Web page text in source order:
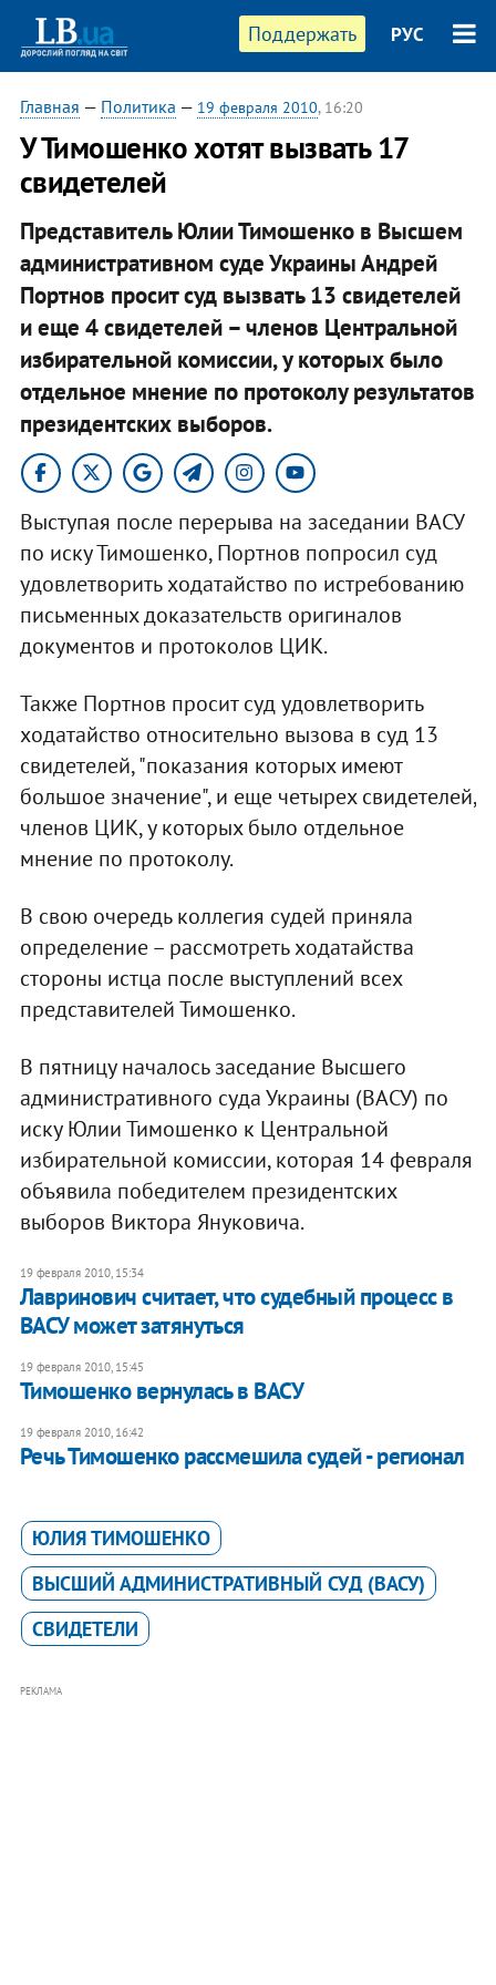
Поддержать РУС
Главная — Политика — 19 февраля 2010, 16:20
У Тимошенко хотят вызвать 17
свидетелей
Представитель Юлии Тимошенко в Высшем
административном суде Украины Андрей
Портнов просит суд вызвать 13 свидетелей
и еще 4 свидетелей – членов Центральной
избирательной комиссии, у которых было
отдельное мнение по протоколу результатов
президентских выборов.
Выступая после перерыва на заседании ВАСУ
по иску Тимошенко, Портнов попросил суд
удовлетворить ходатайство по истребованию
письменных доказательств оригиналов
документов и протоколов ЦИК.
Также Портнов просит суд удовлетворить
ходатайство относительно вызова в суд 13
свидетелей, "показания которых имеют
большое значение", и еще четырех свидетелей,
членов ЦИК, у которых было отдельное
мнение по протоколу.
В свою очередь коллегия судей приняла
определение – рассмотреть ходатайства
стороны истца после выступлений всех
представителей Тимошенко.
В пятницу началось заседание Высшего
административного суда Украины (ВАСУ) по
иску Юлии Тимошенко к Центральной
избирательной комиссии, которая 14 февраля
объявила победителем президентских
выборов Виктора Януковича.
19 февраля 2010, 15:34
Лавринович считает, что судебный процесс в
ВАСУ может затянуться
19 февраля 2010, 15:45
Тимошенко вернулась в ВАСУ
19 февраля 2010, 16:42
Речь Тимошенко рассмешила судей - регионал
ЮЛИЯ ТИМОШЕНКО
ВЫСШИЙ АДМИНИСТРАТИВНЫЙ СУД (ВАСУ)
СВИДЕТЕЛИ
РЕКЛАМА